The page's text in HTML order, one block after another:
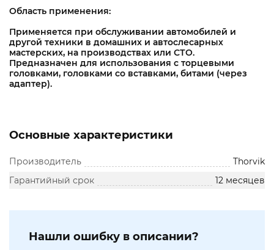
Область применения:
Применяется при обслуживании автомобилей и
другой техники в домашних и автослесарных
мастерских, на производствах или СТО.
Предназначен для использования с торцевыми
головками, головками со вставками, битами (через
адаптер).
Основные характеристики
Производитель
Thorvik
Гарантийный срок
12 месяцев
Нашли ошибку в описании?